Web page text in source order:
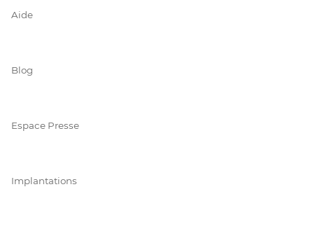
Aide
Blog
Espace Presse
Implantations